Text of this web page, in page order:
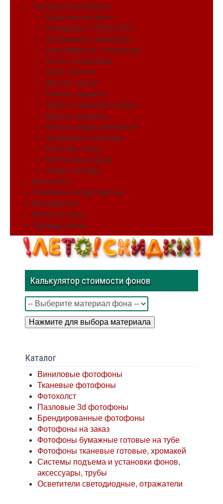
Тканевые фотофоны
Однотонные фоны
Фотофоны СТЕНА-ПОЛ
Абстракция, геометрия
Атмосферные, сказочные
Бетон, штукатурка
Боке, блёстки
Дерево, доски
Камень, мрамор
Кирпич, каменная кладка
Краска, акварель
Металл, индустриальные
Природные текстуры
Текстиль, ткань
Текстурные, гранж
Узоры, паттерн
Фотохолст
Пазловые 3d фотофоны
Брендволлы
Фоны на заказ
Одежда сцены
Калькулятор стоимости фонов
Нажмите для выбора материала
Каталог
Виниловые фотофоны
Тканевые фотофоны
Фотохолст
Пазловые 3d фотофоны
Брендированные фотофоны
Фотофоны на заказ
Фотофоны бумажные готовые на тубе
Фотофоны тканевые готовые, хромакей
Системы подъема и установки фонов,
аксессуары, трубы
Осветители светодиодные, отражатели